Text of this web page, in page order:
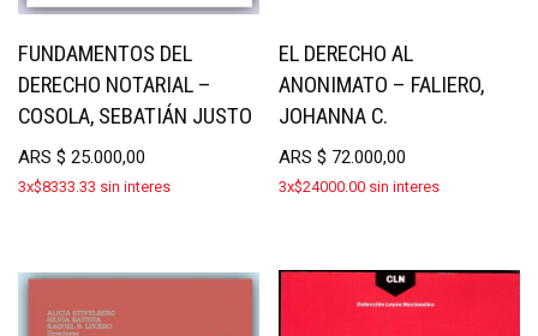
FUNDAMENTOS DEL
DERECHO NOTARIAL –
COSOLA, SEBATIÁN JUSTO
ARS $ 25.000,00
3x$8333.33 sin interes
EL DERECHO AL
ANONIMATO – FALIERO,
JOHANNA C.
ARS$ 72.000,00
3x$24000.00 sin interes